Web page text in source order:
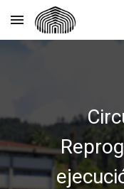
Skip to main content